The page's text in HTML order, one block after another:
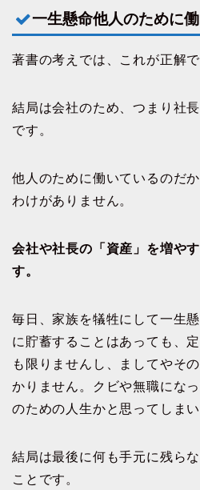
一生懸命他人のために
著書の考えでは、これが正解で
結局は会社のため、つまり社
です。
他人のために働いているのだ
わけがありません。
会社や社長の「資産」を増や
す。
毎日、家族を犠牲にして一生
に貯蓄することはあっても、
も限りませんし、ましてやそ
かりません。クビや無職にな
のための人生かと思ってしまい
結局は最後に何も手元に残ら
ことです。